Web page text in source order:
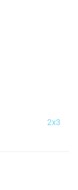
2x3